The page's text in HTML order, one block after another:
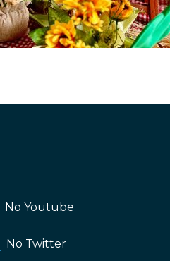
No Youtube
No Twitter